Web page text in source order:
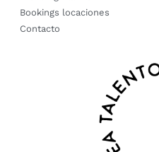
Bookings locaciones
Contacto